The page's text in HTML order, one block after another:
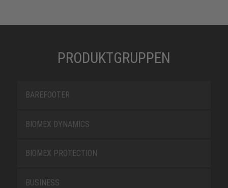
PRODUKTGRUPPEN
BAREFOOTER
BIOMEX DYNAMICS
BIOMEX PROTECTION
BUSINESS